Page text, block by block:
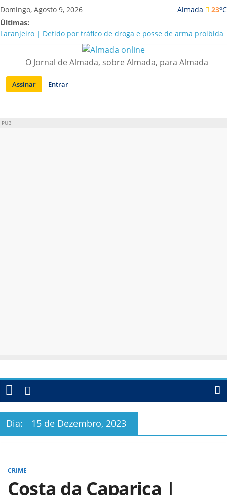
Saltar
para
conteúdo
Almada 23oC
Domingo, Agosto 9, 2026
Últimas:
Laranjeiro | Detido por tráfico de droga e posse de arma proibida
A “crise” da água em Almada: ilações e ensinamentos necessários
Costa da Caparica | Polícia Marítima e ASAE detectam
irregularidades em habitações e restaurantes
APA diz que falta de água em Almada “foi um problema de má
O Jornal de Almada, sobre Almada, para Almada
Assinar Entrar
PUB
Dia: 15 de Dezembro, 2023
CRIME
Costa da Caparica |